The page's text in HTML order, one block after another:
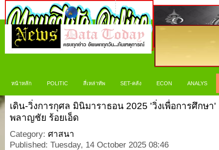
หน้าหลัก POLITIC สี่เหล่าทัพ SET-คลัง ECON ANALYS
เดิน-วิ่งการกุศล​ มินิมาราธอน 2025​ 'วิ่งเพื่อการศึกษ
พลาญชัย ร้อยเอ็ด
Category: ศาสนา
Published: Tuesday, 14 October 2025 08:46